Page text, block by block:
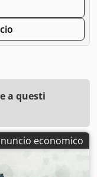
a questi
economico